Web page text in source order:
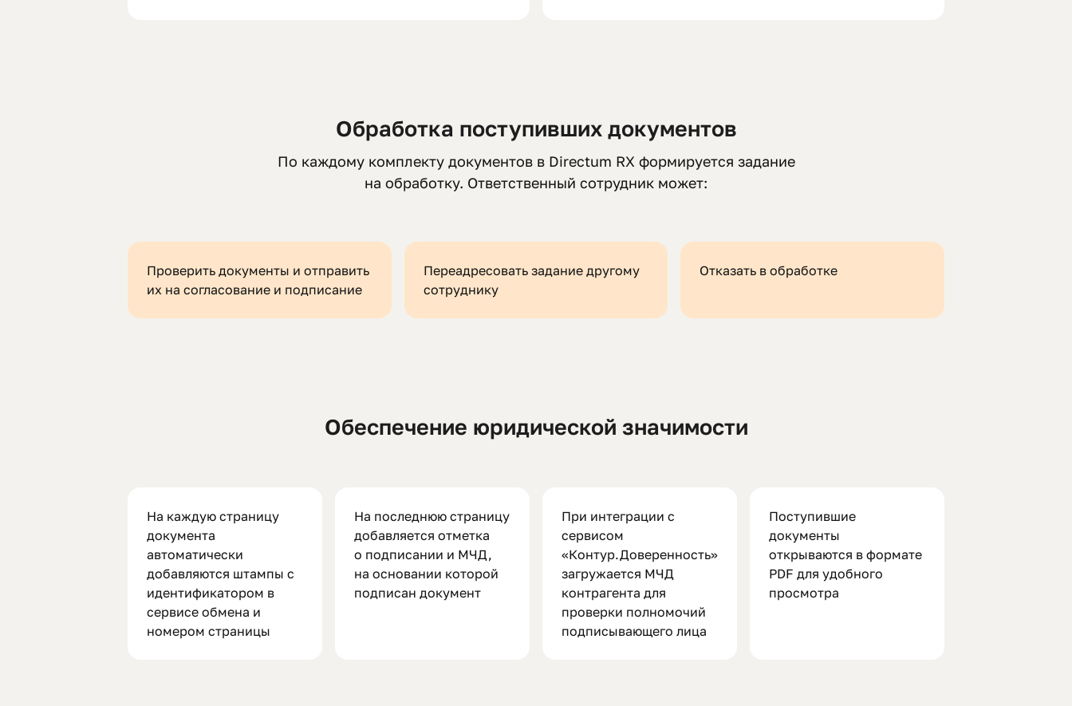
Обработка поступивших документов
По каждому комплекту документов в Directum RX формируется задание
на обработку. Ответственный сотрудник может:
Проверить документы и отправить
их на согласование и подписание
Переадресовать задание другому
сотруднику
Отказать в обработке
Обеспечение юридической значимости
На каждую страницу
документа
автоматически
добавляются штампы с
идентификатором в
сервисе обмена и
номером страницы
На последнюю страницу
добавляется отметка
о подписании и МЧД,
на основании которой
подписан документ
При интеграции с
сервисом
«Контур.Доверенность»
загружается МЧД
контрагента для
проверки полномочий
подписывающего лица
Поступившие
документы
открываются в формате
PDF для удобного
просмотра